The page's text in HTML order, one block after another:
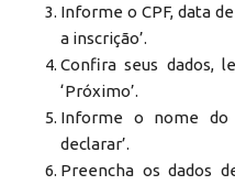
Informe o CPF, data
a inscrição’.
Confira seus dados,
‘Próximo’.
Informe o nome do
declarar’.
Preencha os dados